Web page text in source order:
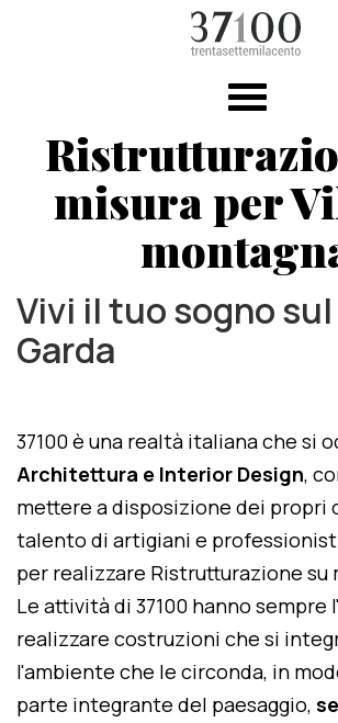
misura per
Vivi il tuo sogno
Garda
37100 è una realtà italiana che si
Architettura e Interior Design,
mettere a disposizione dei propri
talento di artigiani e
per realizzare Ristrutturazione su
Le attività di 37100 hanno sempre
realizzare costruzioni che si
l'ambiente che le circonda, in
parte integrante del paesaggio,